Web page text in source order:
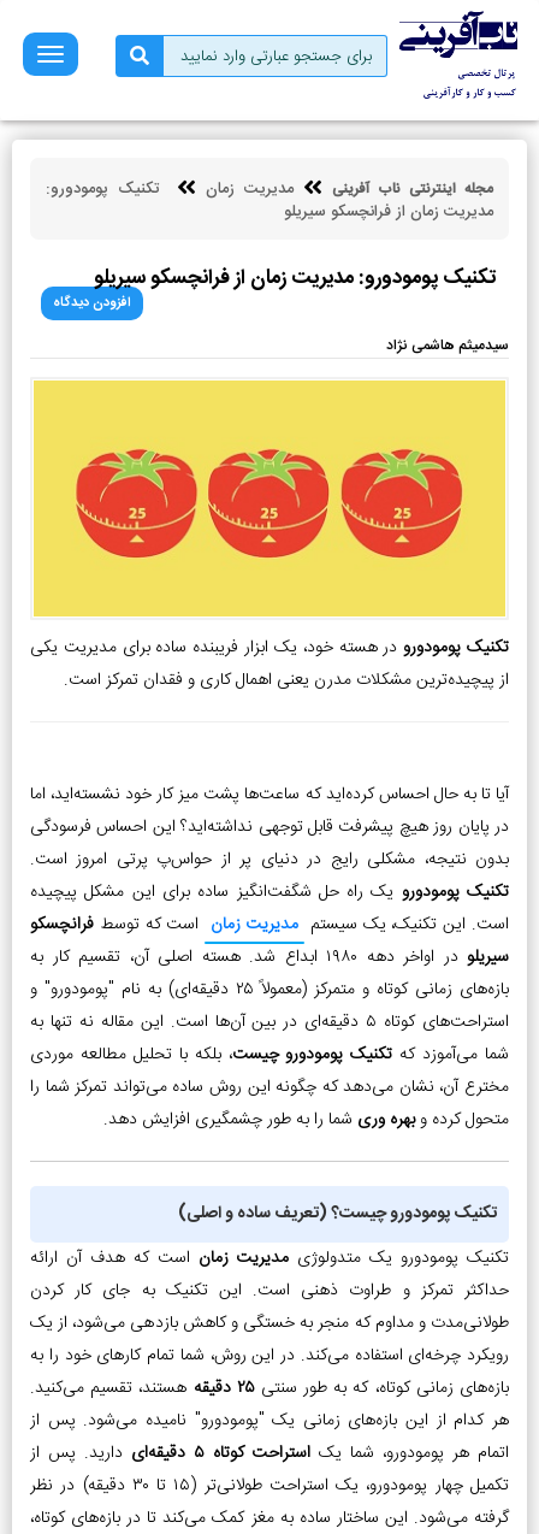
صفحه
نخست
فروش
توسعه
مجله اینترنتی ناب آفرینی مدیریت زمان
تکنیک پومودورو:
مدیریت زمان از فرانچسکو سیریلو
تکنیک پومودورو: مدیریت زمان از فرانچسکو سیریلو
افزودن دیدگاه
سیدمیثم هاشمی نژاد
تکنیک پومودورودر هسته خود، یک ابزار فریبنده ساده برای مدیریت یکی
از پیچیده‌ترین مشکلات مدرن یعنی اهمال کاری و فقدان تمرکز است.
آیا تا به حال احساس کرده‌اید که ساعت‌ها پشت میز کار خود نشسته‌اید، اما
در پایان روز هیچ پیشرفت قابل توجهی نداشته‌اید؟ این احساس فرسودگی
بدون نتیجه، مشکلی رایج در دنیای پر از حواس‌پ پرتی امروز است.
تکنیک پومودورو یک راه حل شگفت‌انگیز ساده برای این مشکل پیچیده
است. این تکنیک، یک سیستم مدیریت زمان است که توسط فرانچسکو
سیریلو
در اواخر دهه ۱۹۸۰ ابداع شد. هسته اصلی آن، تقسیم کار به
بازه‌های زمانی کوتاه و متمرکز (معمولاً ۲۵ دقیقه‌ای) به نام "پومودورو" و
استراحت‌های کوتاه ۵ دقیقه‌ای در بین آن‌ها است. این مقاله نه تنها به
شما می‌آموزد که تکنیک پومودورو چیست، بلکه با تحلیل مطالعه موردی
مخترع آن، نشان می‌دهد که چگونه این روش ساده می‌تواند تمرکز شما را
متحول کرده وبهره وری شما را به طور چشمگیری افزایش دهد.
تکنیک پومودورو چیست؟ (تعریف ساده و اصلی)
تکنیک پومودورو یک متدولوژی مدیریت زمان است که هدف آن ارائه
حداکثر تمرکز و طراوت ذهنی است. این تکنیک به جای کار کردن
طولانی‌مدت و مداوم که منجر به خستگی و کاهش بازدهی می‌شود، از یک
رویکرد چرخه‌ای استفاده می‌کند. در این روش، شما تمام کارهای خود را به
بازه‌های زمانی کوتاه، که به طور سنتی۲۵ دقیقه
هستند، تقسیم می‌کنید.
هر کدام از این بازه‌های زمانی یک "پومودورو" نامیده می‌شود. پس از
اتمام هر پومودورو، شما یک استراحت کوتاه ۵ دقیقه‌ای
دارید. پس از
تکمیل چهار پومودورو، یک استراحت طولانی‌تر (۱۵ تا ۳۰ دقیقه) در نظر
گرفته می‌شود. این ساختار ساده به مغز کمک می‌کند تا در بازه‌های کوتاه،